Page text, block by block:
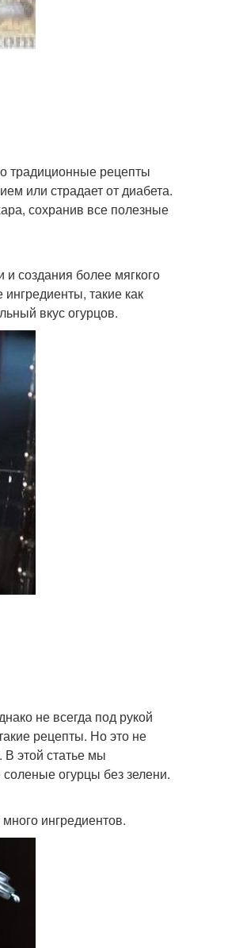
традиционные рецепты
или страдает от диабета.
сохранив все полезные
создания более мягкого
такие как
вкус огурцов.
не всегда под рукой
рецепты. Но это не
этой статье мы
огурцы без зелени.
ингредиентов.